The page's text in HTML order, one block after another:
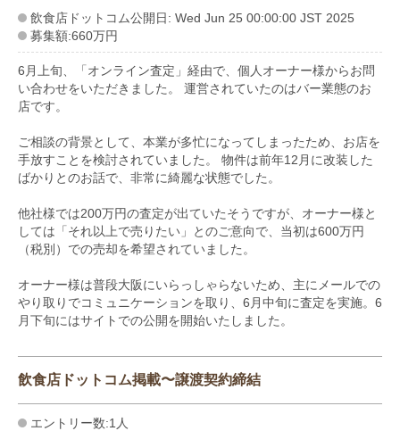
飲食店ドットコム公開日: Wed Jun 25 00:00:00 JST 2025
募集額:660万円
6月上旬、「オンライン査定」経由で、個人オーナー様からお問
い合わせをいただきました。 運営されていたのはバー業態のお
店です。
ご相談の背景として、本業が多忙になってしまったため、お店を
手放すことを検討されていました。 物件は前年12月に改装した
ばかりとのお話で、非常に綺麗な状態でした。
他社様では200万円の査定が出ていたそうですが、オーナー様と
しては「それ以上で売りたい」とのご意向で、当初は600万円
（税別）での売却を希望されていました。
オーナー様は普段大阪にいらっしゃらないため、主にメールでの
やり取りでコミュニケーションを取り、6月中旬に査定を実施。6
月下旬にはサイトでの公開を開始いたしました。
飲食店ドットコム掲載〜譲渡契約締結
エントリー数:1人